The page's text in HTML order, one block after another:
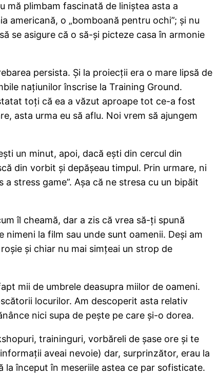
mă plimbam fascinată de liniştea asta a
americană, o „bomboană pentru ochi”; şi nu
se asigure că o să-şi picteze casa în armonie
persista. Şi la proiecţii era o mare lipsă de
naţiunilor înscrise la Training Ground.
toţi că ea a văzut aproape tot ce-a fost
asta urma eu să aflu. Noi vrem să ajungem
un minut, apoi, dacă eşti din cercul din
din vorbit şi depăşeau timpul. Prin urmare, ni
stress game”. Aşa că ne stresa cu un bipăit
îl cheamă, dar a zis că vrea să-ţi spună
la film sau unde sunt oamenii. Deşi am
şi chiar nu mai simţeai un strop de
mii de umbrele deasupra miilor de oameni.
locurilor. Am descoperit asta relativ
nici supa de peşte pe care şi-o dorea.
traininguri, vorbăreli de şase ore şi te
aveai nevoie) dar, surprinzător, erau la
început în meseriile astea ce par sofisticate.